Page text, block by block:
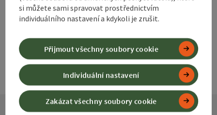
na další stranu 1 2 3
si můžete sami spravovat prostřednictvím
individuálního nastavení a kdykoli je zrušit.
Zakázat všechny soubory cookie
Individuální nastavení
Přijmout všechny soubory cookie